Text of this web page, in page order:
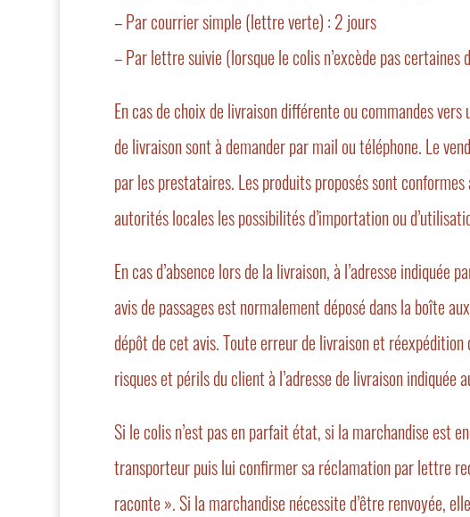
– Par courrier simple (lettre verte) : 2 jours
– Par lettre suivie (lorsque le colis n’excède pas certaines
En cas de choix de livraison différente ou commandes
de livraison sont à demander par mail ou téléphone. Le
par les prestataires. Les produits proposés sont
autorités locales les possibilités d’importation ou
En cas d’absence lors de la livraison, à l’adresse
avis de passages est normalement déposé dans la boîte
dépôt de cet avis. Toute erreur de livraison et
risques et périls du client à l’adresse de livraison indiquée
Si le colis n’est pas en parfait état, si la marchandise est
transporteur puis lui confirmer sa réclamation par lettre
raconte ». Si la marchandise nécessite d’être renvoyée,